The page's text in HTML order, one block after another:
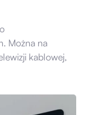
Można na
kablowej,